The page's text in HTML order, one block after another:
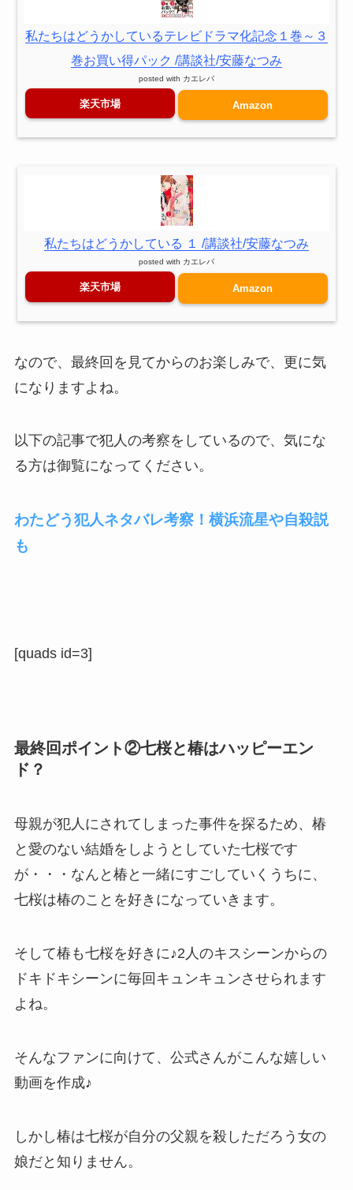
私たちはどうかしているテレビドラマ化記念１巻～３
巻お買い得パック /講談社/安藤なつみ
posted with カエレバ
楽天市場 Amazon
私たちはどうかしている １ /講談社/安藤なつみ
posted with カエレバ
楽天市場 Amazon
なので、最終回を見てからのお楽しみで、更に気
になりますよね。
以下の記事で犯人の考察をしているので、気にな
る方は御覧になってください。
わたどう犯人ネタバレ考察！横浜流星や自殺説
も
[quads id=3]
最終回ポイント②七桜と椿はハッピーエン
ド？
母親が犯人にされてしまった事件を探るため、椿
と愛のない結婚をしようとしていた七桜です
が・・・なんと椿と一緒にすごしていくうちに、
七桜は椿のことを好きになっていきます。
そして椿も七桜を好きに♪2人のキスシーンからの
ドキドキシーンに毎回キュンキュンさせられます
よね。
そんなファンに向けて、公式さんがこんな嬉しい
動画を作成♪
しかし椿は七桜が自分の父親を殺しただろう女の
娘だと知りません。